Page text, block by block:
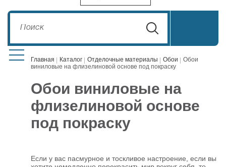
Отделочные
материалы
5927
отопление и
1300
Главная Каталог Отделочные материалы Обои
Обои
виниловые на флизелиновой основе под покраску
Обои виниловые на
флизелиновой основе
под покраску
Если у вас пасмурное и тоскливое настроение, если вы